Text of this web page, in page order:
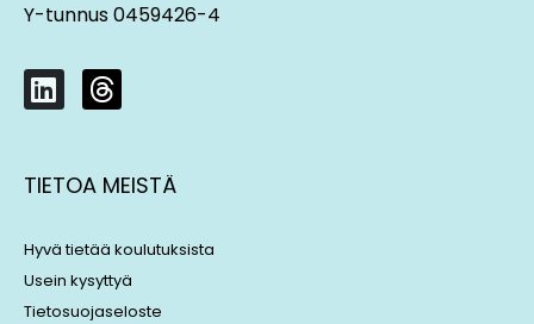
Y-tunnus 0459426-4
L
i
k
e
i
n
T
h
e
a
s
TIETOA MEISTÄ
Hyvä tietää koulutuksista
Usein kysyttyä
Tietosuojaseloste